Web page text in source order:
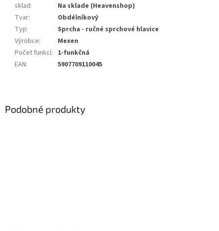
sklad:
Na sklade (Heavenshop)
Tvar:
Obdélníkový
Typ:
Sprcha - ručné sprchové hlavice
Výrobce:
Mexen
Počet funkcí: 1-funkčná
EAN: 5907709110045
Podobné produkty